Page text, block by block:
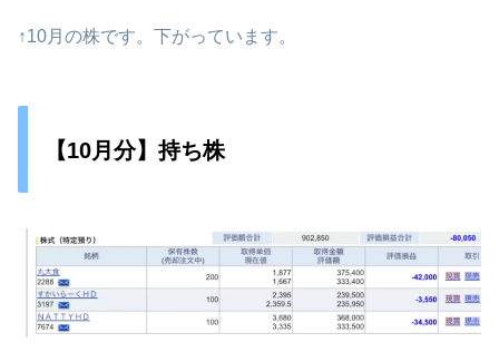
↑10月の株です。下がっています。
【10月分】持ち株